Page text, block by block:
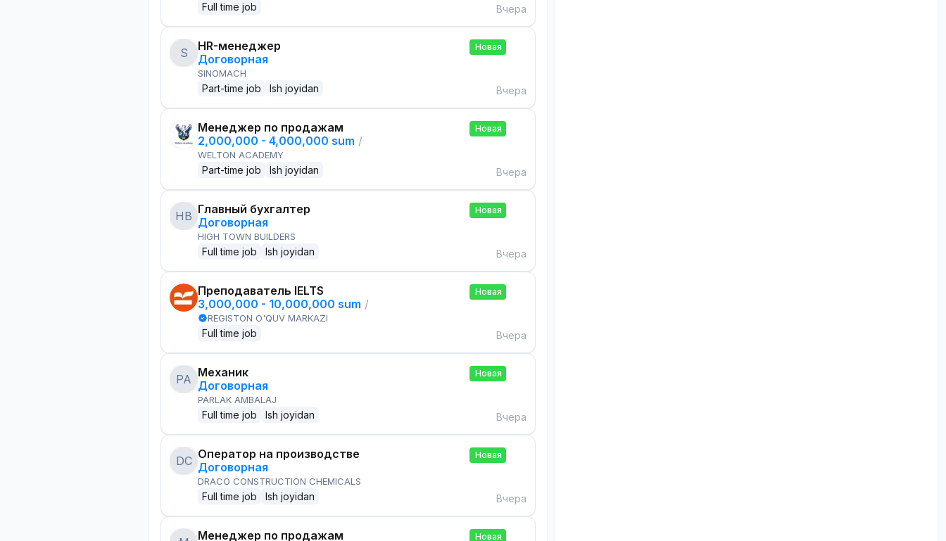
Full time job Вчера
S
HR-менеджер
Договорная
SINOMACH
Part-time job Ish joyidan
Новая
Вчера
Менеджер по продажам
2,000,000 - 4,000,000 sum /
WELTON ACADEMY
Part-time job Ish joyidan
Новая
Вчера
HB Главный бухгалтер
Договорная
HIGH TOWN BUILDERS
Full time job Ish joyidan
Новая
Вчера
Преподаватель IELTS
3,000,000 - 10,000,000 sum /
REGISTON O'QUV MARKAZI
Full time job
Новая
Вчера
PA Механик
Договорная
PARLAK AMBALAJ
Full time job Ish joyidan
Новая
Вчера
DC Оператор на производстве
Договорная
DRACO CONSTRUCTION CHEMICALS
Full time job Ish joyidan
Новая
Вчера
Менеджер по продажам Новая